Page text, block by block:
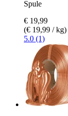
Spule
€ 19,99
(€ 19,99 / kg)
5.0 (1)